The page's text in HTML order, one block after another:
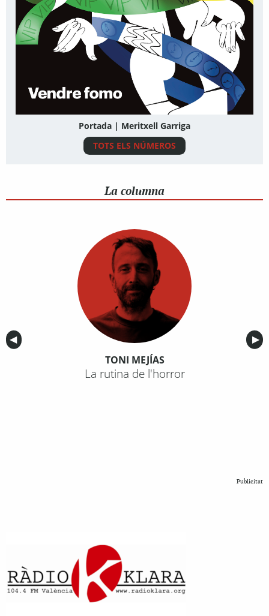
Portada | Meritxell Garriga
TOTS ELS NÚMEROS
La columna
Anterior
◀︎ ▶︎
TONI MEJÍAS
La rutina de l'horror
Publicitat